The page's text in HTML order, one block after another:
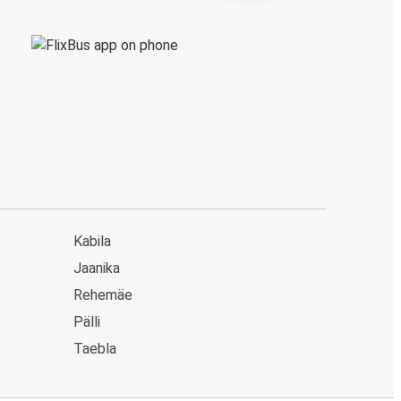
Kabila
Jaanika
Rehemäe
Pälli
Taebla